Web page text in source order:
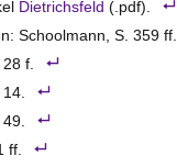
Dietrichsfeld (.pdf).
Schoolmann, S. 359 ff.
28 f.
14.
49.
ff.